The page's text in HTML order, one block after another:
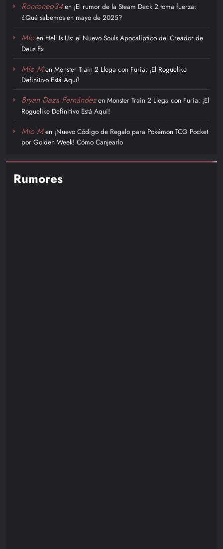
Ronroneo34en ¡El rumor de la Steam Deck 2 toma fuerza:
¿Qué sabemos en mayo de 2025?
Mioen Hell Is Us: el Nuevo Souls Apocalíptico del Creador de
Deus Ex
Mio Men Monster Train 2 Llega con Furia: ¡El Roguelike
Definitivo Está Aquí!
Bryan Daza Fernándezen Monster Train 2 Llega con Furia: ¡El
Roguelike Definitivo Está Aquí!
Mio Men ¡Nuevo Código de Regalo para Pokémon TCG Pocket
por Golden Week! Cómo Canjearlo
Rumores